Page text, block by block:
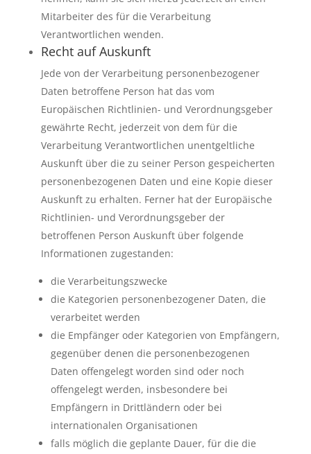
Mitarbeiter des für die Verarbeitung
Verantwortlichen wenden.
Recht auf Auskunft
Jede von der Verarbeitung personenbezogener
Daten betroffene Person hat das vom
Europäischen Richtlinien- und Verordnungsgeber
gewährte Recht, jederzeit von dem für die
Verarbeitung Verantwortlichen unentgeltliche
Auskunft über die zu seiner Person gespeicherten
personenbezogenen Daten und eine Kopie dieser
Auskunft zu erhalten. Ferner hat der Europäische
Richtlinien- und Verordnungsgeber der
betroffenen Person Auskunft über folgende
Informationen zugestanden:
die Verarbeitungszwecke
die Kategorien personenbezogener Daten, die
verarbeitet werden
die Empfänger oder Kategorien von Empfängern,
gegenüber denen die personenbezogenen
Daten offengelegt worden sind oder noch
offengelegt werden, insbesondere bei
Empfängern in Drittländern oder bei
internationalen Organisationen
falls möglich die geplante Dauer, für die die